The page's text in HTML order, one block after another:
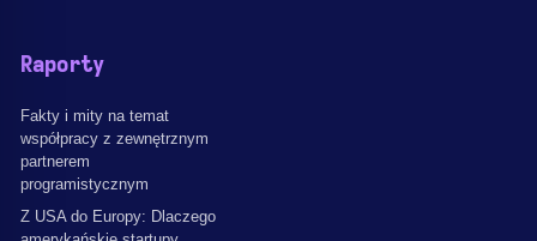
Raporty
Fakty i mity na temat
współpracy z zewnętrznym
partnerem
programistycznym
Z USA do Europy: Dlaczego